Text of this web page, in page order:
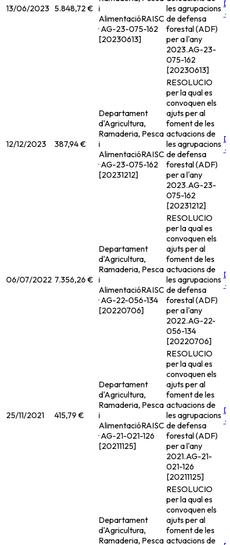
13/06/2023 5.848,72 € i
AlimentacióRAISC
· AG-23-075-162
[20230613]
les agrupacions
de defensa
forestal (ADF)
per a l'any
2023.AG-23-
075-162
[20230613]
12/12/2023 387,94 €
Departament
d'Agricultura,
Ramaderia, Pesca
i
AlimentacióRAISC
· AG-23-075-162
[20231212]
RESOLUCIO
per la qual es
convoquen els
ajuts per al
foment de les
actuacions de
les agrupacions
de defensa
forestal (ADF)
per a l'any
2023.AG-23-
075-162
[20231212]
06/07/2022 7.356,26 €
Departament
d'Agricultura,
Ramaderia, Pesca
i
AlimentacióRAISC
· AG-22-056-134
[20220706]
RESOLUCIO
per la qual es
convoquen els
ajuts per al
foment de les
actuacions de
les agrupacions
de defensa
forestal (ADF)
per a l'any
2022.AG-22-
056-134
[20220706]
25/11/2021 415,79 €
Departament
d'Agricultura,
Ramaderia, Pesca
i
AlimentacióRAISC
· AG-21-021-126
[20211125]
RESOLUCIO
per la qual es
convoquen els
ajuts per al
foment de les
actuacions de
les agrupacions
de defensa
forestal (ADF)
per a l'any
2021.AG-21-
021-126
[20211125]
Departament
d'Agricultura,
Ramaderia, Pesca
RESOLUCIO
per la qual es
convoquen els
ajuts per al
foment de les
actuacions de